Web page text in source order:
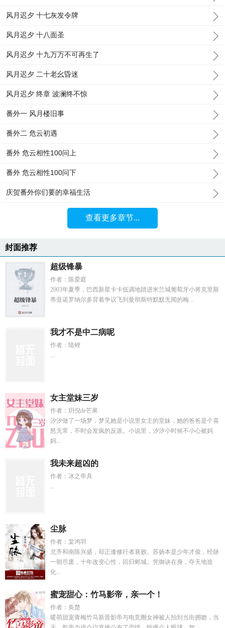
风月迟夕 十七灰发令牌
风月迟夕 十八面圣
风月迟夕 十九万万不可再生了
风月迟夕 二十老幺昏迷
风月迟夕 终章 波澜终不惊
番外一 风月楼旧事
番外二 危云初遇
番外 危云相性100问上
番外 危云相性100问下
庆贺番外你们要的幸福生活
查看更多章节...
封面推荐
超级锋暴
作者：陈爱庭
2003年夏季，巴西新星卡卡低调地踏进米兰城葡萄牙小将克里斯
蒂亚诺罗纳尔多背着争议飞到曼彻斯特默默无闻的梅...
我才不是中二病呢
作者：陆鲤
...
女主堂妹三岁
作者：玥倪de芒果
汐汐做了一场梦，梦见她是小说里女主的堂妹，她的爸爸是个喜
怒无常，不时会发疯的反派。小说里，汐汐小时候不小心被妈
妈...
我未来超凶的
作者：冰之帝具
...
尘脉
作者：棠鸿羽
北齐和南陈兴盛，却正逢修行者衰败。苏扬本是少年才俊，经脉
一朝尽废，十年改变心性，回归邺城。凭御诀在身，夺天地造
化...
蜜宠甜心：竹马影帝，亲一个！
作者：奂楚
暖萌甜宠青梅竹马新晋影帝与电竞圈女神被人拍到当街拥吻，当